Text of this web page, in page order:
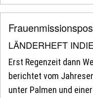
LÄNDERHEFT
Erst Regenzeit dann
berichtet vom
unter Palmen und